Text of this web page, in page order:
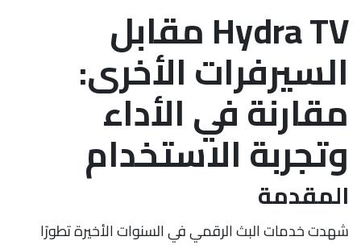
Hydra TV مقابل
السيرفرات الأخرى:
مقارنة في الأداء
وتجربة الاستخدام
المقدمة
شهدت خدمات البث الرقمي في السنوات الأخيرة تطورًا